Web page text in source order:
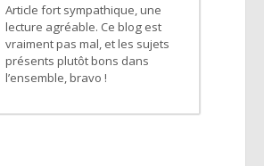
Article fort sympathique, une
lecture agréable. Ce blog est
vraiment pas mal, et les sujets
présents plutôt bons dans
l’ensemble, bravo !